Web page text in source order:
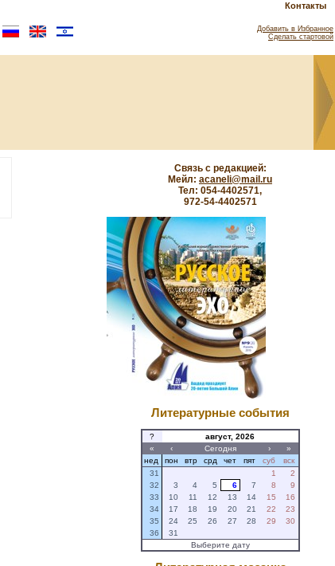
Контакты
Добавить в Избранное
Сделать стартовой
Связь с редакцией:
Мейл: acaneli@mail.ru
Тел: 054-4402571,
972-54-4402571
Литературные события
?
август, 2026
«
‹ Сегодня ›
»
нед
пон втр срд чет пят суб
вск
31
1
2
32
3 4 5 6 7 8
9
33
10 11 12 13 14 15
16
34
17 18 19 20 21 22
23
35
24 25 26 27 28 29
30
36
31
Выберите дату